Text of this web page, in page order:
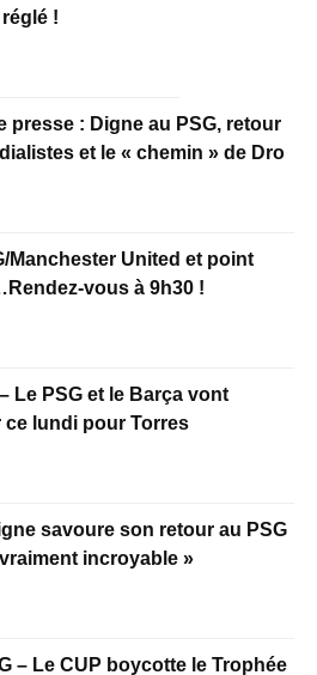
!
presse : Digne au PSG, retour
et le « chemin » de Dro
Manchester United et point
vous à 9h30 !
Le PSG et le Barça vont
ce lundi pour Torres
savoure son retour au PSG
vraiment incroyable »
– Le CUP boycotte le Trophée